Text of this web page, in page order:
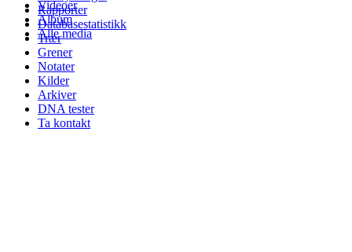
Videoer
Album
Alle media
Rapporter
Databasestatistikk
Trær
Grener
Notater
Kilder
Arkiver
DNA tester
Ta kontakt